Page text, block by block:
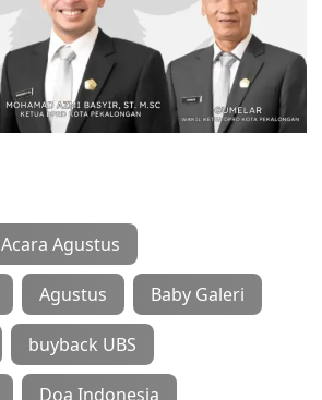
Acara Agustus
Agustus Baby Galeri
buyback UBS
Doa Indonesia